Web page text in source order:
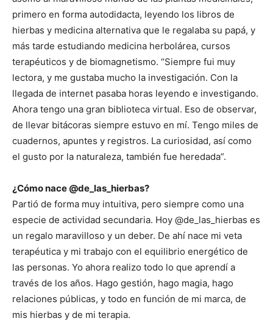
primero en forma autodidacta, leyendo los libros de
hierbas y medicina alternativa que le regalaba su papá, y
más tarde estudiando medicina herbolárea, cursos
terapéuticos y de biomagnetismo. “Siempre fui muy
lectora, y me gustaba mucho la investigación. Con la
llegada de internet pasaba horas leyendo e investigando.
Ahora tengo una gran biblioteca virtual. Eso de observar,
de llevar bitácoras siempre estuvo en mí. Tengo miles de
cuadernos, apuntes y registros. La curiosidad, así como
el gusto por la naturaleza, también fue heredada”.
¿Cómo nace @de_las_hierbas?
Partió de forma muy intuitiva, pero siempre como una
especie de actividad secundaria. Hoy @de_las_hierbas es
un regalo maravilloso y un deber. De ahí nace mi veta
terapéutica y mi trabajo con el equilibrio energético de
las personas. Yo ahora realizo todo lo que aprendí a
través de los años. Hago gestión, hago magia, hago
relaciones públicas, y todo en función de mi marca, de
mis hierbas y de mi terapia.